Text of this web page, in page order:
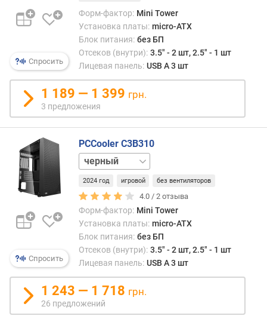
(
м
с
к
)
т
щ
и
б
о
к
о
в
Спросить
Форм-фактор: Mini Tower
Установка платы: micro-ATX
Блок питания: без БП
Отсеков (внутри): 3.5" - 2 шт, 2.5" - 1 шт
Лицевая панель: USB A 3 шт
1 189 — 1 399 грн.
3 предложения
Спросить
PCCooler C3B310
белый
2024 год игровой без вентиляторов
4.0 /2 отзыва
Форм-фактор: Mini Tower
Установка платы: micro-ATX
Блок питания: без БП
Отсеков (внутри): 3.5" - 2 шт, 2.5" - 1 шт
Лицевая панель: USB A 3 шт
1 243 — 1 718 грн.
26 предложений